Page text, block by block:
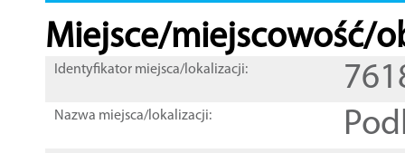
Miejsce/miejscowość/
Identyfikator miejsca/lokalizacji:
Nazwa miejsca/lokalizacji: